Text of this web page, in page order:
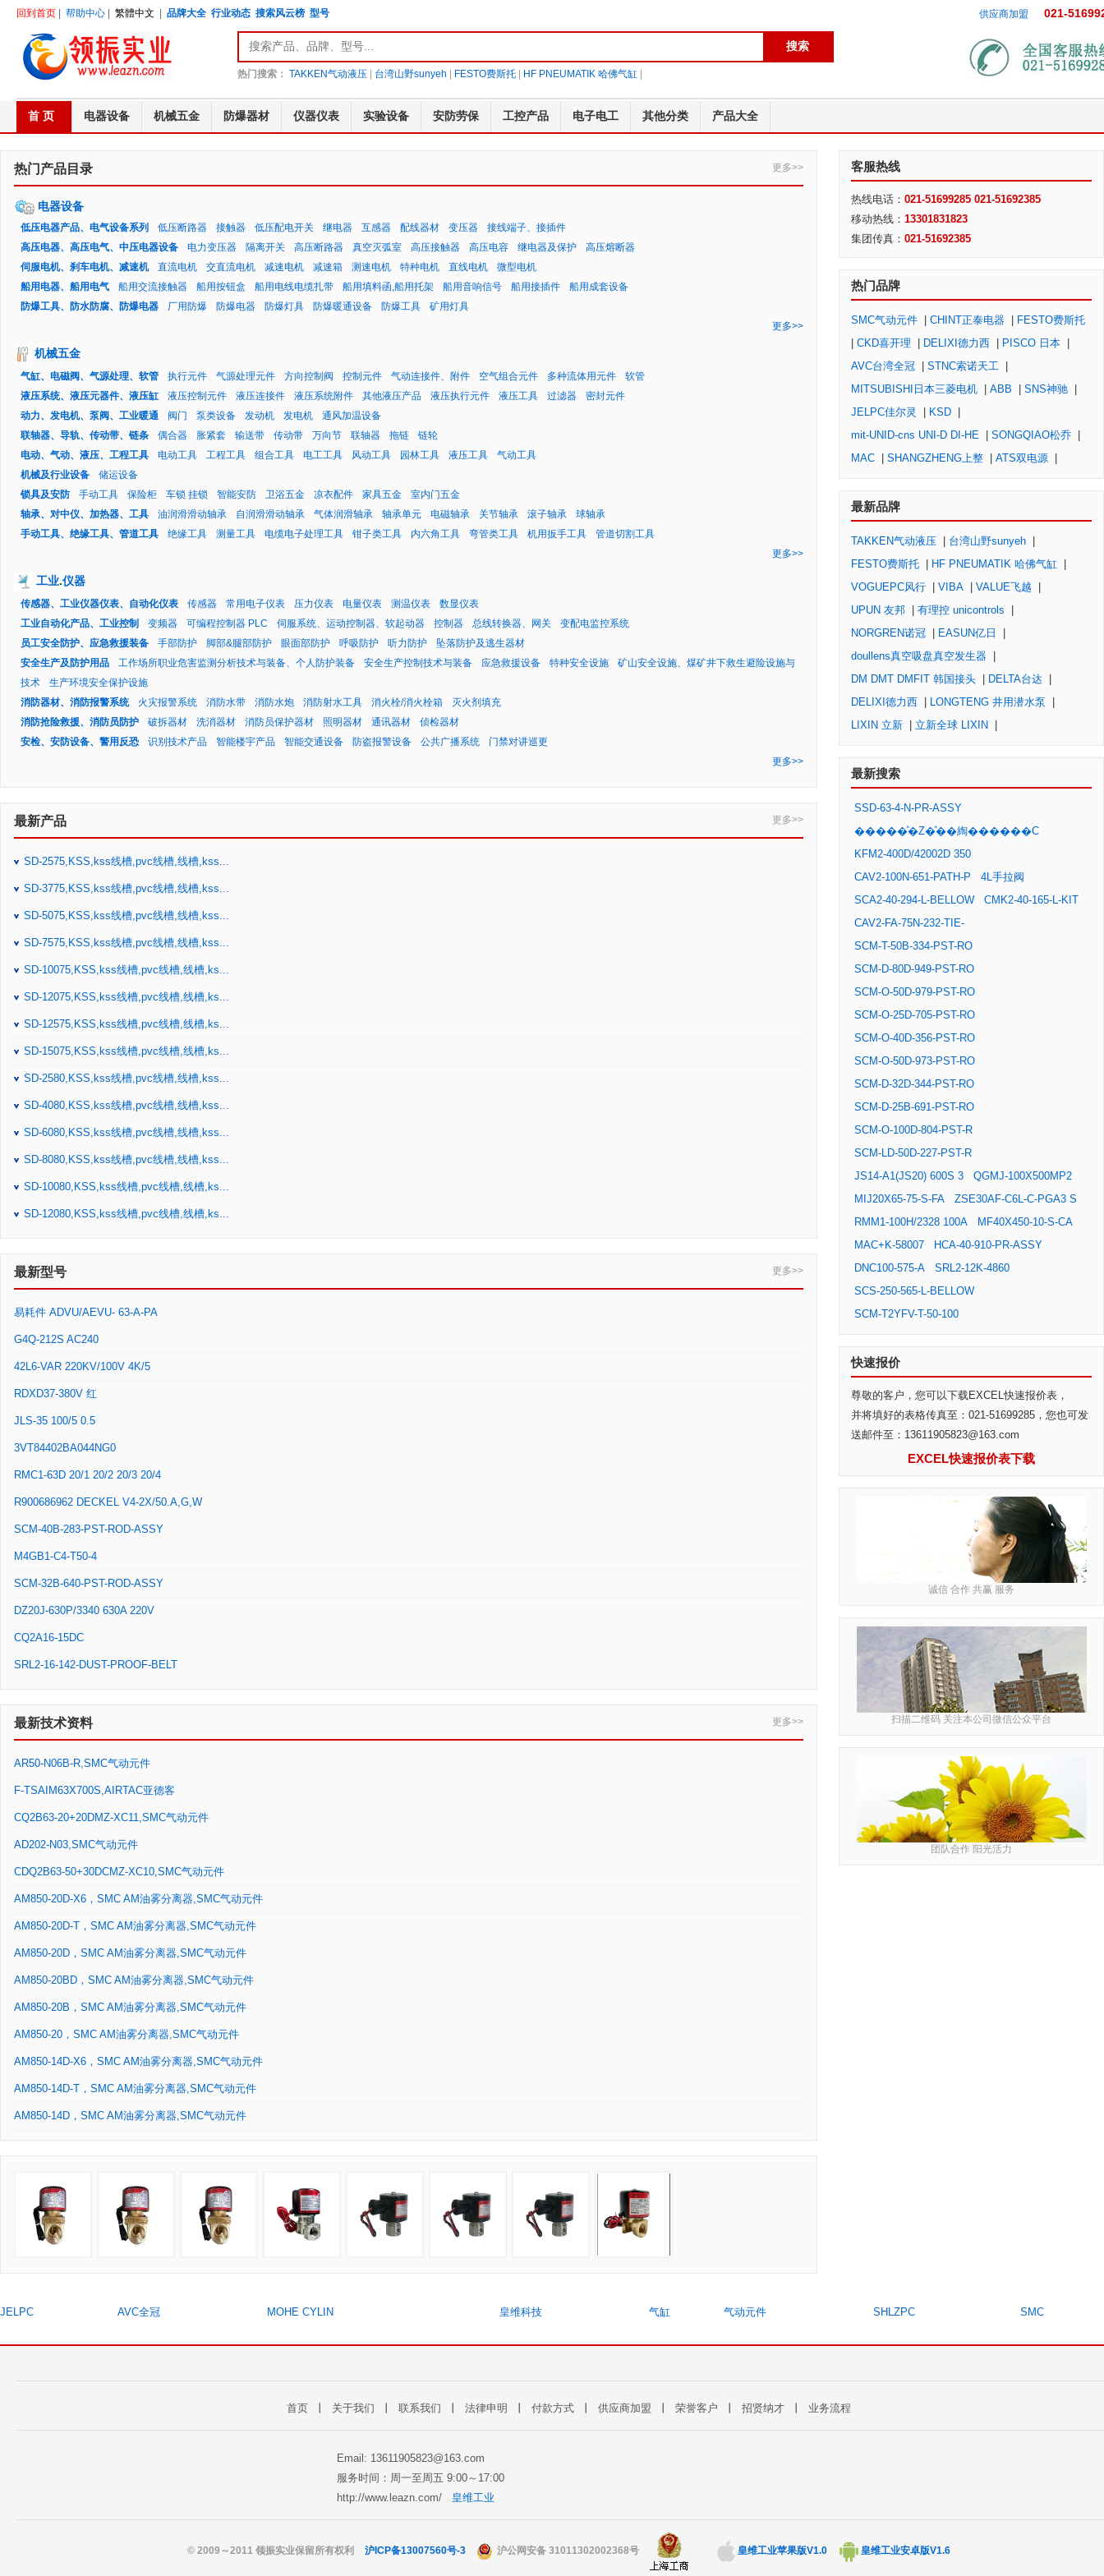
回到首页 帮助中心 繁體中文 品牌大全 行业动态 搜索风云榜 型号 供应商加盟 021-
热门搜索： TAKKEN气动液压| 台湾山野sunyeh FESTO费斯托| HF PNEUMATIK 哈佛气缸|
首 页 电器设备 机械五金 防爆器材 仪器仪表 实验设备 安防劳保 工控产品 电子电工 其他分类 产品大全
热门产品目录 更多>>
电器设备
低压电器产品、电气设备系列 低压断路器 接触器 低压配电开关 继电器 互感器 配线器材 变压器
接线端子、接插件
高压电器、高压电气、中压电器设备
电力变压器 隔离开关 高压断路器 真空灭弧室 高压接触器 高压电容 继电器及保护
高压熔断器
伺服电机、刹车电机、减速机
直流电机 交直流电机 减速电机 减速箱 测速电机 特种电机 直线电机
微型电机
船用电器、船用电气
船用交流接触器 船用按钮盒 船用电线电缆扎带 船用填料函,船用托架 船用音响信号 船用接插件
船用成套设备
防爆工具、防水防腐、防爆电器
厂用防爆 防爆电器 防爆灯具 防爆暖通设备 防爆工具
矿用灯具
更多>>
机械五金
气缸、电磁阀、气源处理、软管 执行元件 气源处理元件 方向控制阀 控制元件 气动连接件、附件 空气组合元件 多种流体用元件
软管
液压系统、液压元器件、液压缸
液压控制元件 液压连接件 液压系统附件 其他液压产品 液压执行元件 液压工具 过滤器
密封元件
动力、发电机、泵阀、工业暖通
阀门 泵类设备 发动机 发电机
通风加温设备
联轴器、导轨、传动带、链条
偶合器 胀紧套 输送带 传动带 万向节 联轴器 拖链
链轮
电动、气动、液压、工程工具
电动工具 工程工具 组合工具 电工工具 风动工具 园林工具 液压工具
气动工具
机械及行业设备
储运设备
锁具及安防
手动工具 保险柜 车锁 挂锁 智能安防 卫浴五金 凉衣配件 家具五金
室内门五金
轴承、对中仪、加热器、工具
油润滑滑动轴承 自润滑滑动轴承 气体润滑轴承 轴承单元 电磁轴承 关节轴承 滚子轴承
球轴承
手动工具、绝缘工具、管道工具
绝缘工具 测量工具 电缆电子处理工具 钳子类工具 内六角工具 弯管类工具 机用扳手工具
管道切割工具
更多>>
工业.仪器
传感器、工业仪器仪表、自动化仪表 传感器 常用电子仪表 压力仪表 电量仪表 测温仪表
数显仪表
工业自动化产品、工业控制
变频器 可编程控制器 PLC 伺服系统、运动控制器、软起动器 控制器 总线转换器、网关
变配电监控系统
员工安全防护、应急救援装备
手部防护 脚部&腿部防护 眼面部防护 呼吸防护 听力防护
坠落防护及逃生器材
安全生产及防护用品
工作场所职业危害监测分析技术与装备、个人防护装备 安全生产控制技术与装备 应急救援设备 特种安全设施
矿山安全设施、煤矿井下救生避险设施与
技术
生产环境安全保护设施
消防器材、消防报警系统
火灾报警系统 消防水带 消防水炮 消防射水工具 消火栓/消火栓箱
灭火剂填充
消防抢险救援、消防员防护
破拆器材 洗消器材 消防员保护器材 照明器材 通讯器材
侦检器材
安检、安防设备、警用反恐
识别技术产品 智能楼宇产品 智能交通设备 防盗报警设备 公共广播系统
门禁对讲巡更
更多>>
最新产品 更多>>
SD-2575,KSS,kss线槽,pvc线槽,线槽,kss...
SD-3775,KSS,kss线槽,pvc线槽,线槽,kss...
SD-5075,KSS,kss线槽,pvc线槽,线槽,kss...
SD-7575,KSS,kss线槽,pvc线槽,线槽,kss...
SD-10075,KSS,kss线槽,pvc线槽,线槽,ks...
SD-12075,KSS,kss线槽,pvc线槽,线槽,ks...
SD-12575,KSS,kss线槽,pvc线槽,线槽,ks...
SD-15075,KSS,kss线槽,pvc线槽,线槽,ks...
SD-2580,KSS,kss线槽,pvc线槽,线槽,kss...
SD-4080,KSS,kss线槽,pvc线槽,线槽,kss...
SD-6080,KSS,kss线槽,pvc线槽,线槽,kss...
SD-8080,KSS,kss线槽,pvc线槽,线槽,kss...
SD-10080,KSS,kss线槽,pvc线槽,线槽,ks...
SD-12080,KSS,kss线槽,pvc线槽,线槽,ks...
最新型号 更多>>
易耗件 ADVU/AEVU- 63-A-PA
G4Q-212S AC240
42L6-VAR 220KV/100V 4K/5
RDXD37-380V 红
JLS-35 100/5 0.5
3VT84402BA044NG0
RMC1-63D 20/1 20/2 20/3 20/4
R900686962 DECKEL V4-2X/50.A,G,W
SCM-40B-283-PST-ROD-ASSY
M4GB1-C4-T50-4
SCM-32B-640-PST-ROD-ASSY
DZ20J-630P/3340 630A 220V
CQ2A16-15DC
SRL2-16-142-DUST-PROOF-BELT
最新技术资料 更多>>
AR50-N06B-R,SMC气动元件
F-TSAIM63X700S,AIRTAC亚德客
CQ2B63-20+20DMZ-XC11,SMC气动元件
AD202-N03,SMC气动元件
CDQ2B63-50+30DCMZ-XC10,SMC气动元件
AM850-20D-X6，SMC AM油雾分离器,SMC气动元件
AM850-20D-T，SMC AM油雾分离器,SMC气动元件
AM850-20D，SMC AM油雾分离器,SMC气动元件
AM850-20BD，SMC AM油雾分离器,SMC气动元件
AM850-20B，SMC AM油雾分离器,SMC气动元件
AM850-20，SMC AM油雾分离器,SMC气动元件
AM850-14D-X6，SMC AM油雾分离器,SMC气动元件
AM850-14D-T，SMC AM油雾分离器,SMC气动元件
AM850-14D，SMC AM油雾分离器,SMC气动元件
客服热线
热线电话：021-51699285 021-51692385
移动热线：13301831823
集团传真：021-51692385
热门品牌
SMC气动元件 |CHINT正泰电器
FESTO费斯托
|CKD喜开理 DELIXI德力西 PISCO 日本
AVC台湾全冠
|STNC索诺天工
MITSUBISHI日本三菱电机
|ABB |SNS神驰
JELPC佳尔灵
KSD
mit-UNID-cns UNI-D DI-HE
|SONGQIAO松乔
MAC
|SHANGZHENG上整 |ATS双电源
最新品牌
TAKKEN气动液压 台湾山野sunyeh
FESTO费斯托
HF PNEUMATIK 哈佛气缸
VOGUEPC风行
|VIBA |VALUE飞越
UPUN 友邦
|有理控 unicontrols
NORGREN诺冠
EASUN亿日
doullens真空吸盘真空发生器
DM DMT DMFIT 韩国接头
DELTA台达
DELIXI德力西
LONGTENG 井用潜水泵
LIXIN 立新
立新全球 LIXIN
最新搜索
SSD-63-4-N-PR-ASSY
�����ͣ�Z�ͣ��綯������C
KFM2-400D/42002D 350
CAV2-100N-651-PATH-P
4L手拉阀
SCA2-40-294-L-BELLOW
CMK2-40-165-L-KIT
CAV2-FA-75N-232-TIE-
SCM-T-50B-334-PST-RO
SCM-D-80D-949-PST-RO
SCM-O-50D-979-PST-RO
SCM-O-25D-705-PST-RO
SCM-O-40D-356-PST-RO
SCM-O-50D-973-PST-RO
SCM-D-32D-344-PST-RO
SCM-D-25B-691-PST-RO
SCM-O-100D-804-PST-R
SCM-LD-50D-227-PST-R
JS14-A1(JS20) 600S 3
QGMJ-100X500MP2
MIJ20X65-75-S-FA
ZSE30AF-C6L-C-PGA3 S
RMM1-100H/2328 100A
MF40X450-10-S-CA
MAC+K-58007
HCA-40-910-PR-ASSY
DNC100-575-A
SRL2-12K-4860
SCS-250-565-L-BELLOW
SCM-T2YFV-T-50-100
快速报价
尊敬的客户，您可以下载EXCEL快速报价表，
并将填好的表格传真至：021-51699285，您也可发
送邮件至：13611905823@163.com
EXCEL快速报价表下载
诚信 合作 共赢 服务
扫描二维码 关注本公司微信公众平台
团队合作 阳光活力
JELPC AVC全冠 MOHE CYLIN 皇维科技 气缸 气动元件 SHLZPC SMC
首页 关于我们 联系我们 法律申明 付款方式 供应商加盟 荣誉客户 招贤纳才 业务流程
Email: 13611905823@163.com
服务时间：周一至周五 9:00～17:00
http://www.leazn.com/ 皇维工业
© 2009～2011 领振实业保留所有权利 沪ICP备13007560号-3 沪公网安备 31011302002368号 皇维工业苹果版V1.0 皇维工业安卓版V1.6